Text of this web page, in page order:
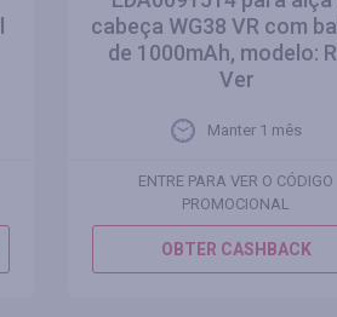
cabeça WG38 VR com
de 1000mAh, modelo:
Ver
Manter 1 mês
ENTRE PARA VER O CÓDIGO
PROMOCIONAL
OBTER CASHBACK